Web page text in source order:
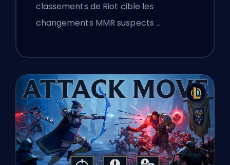
classements de Riot cible les
changements MMR suspects …